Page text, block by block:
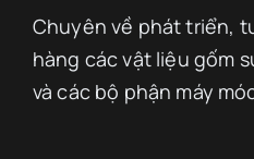
Chuyên về phát triển,
hàng các vật liệu gốm
và các bộ phận máy